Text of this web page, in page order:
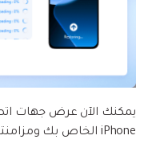
iPhone الخاص بك ومزامنتها مع iCloud الخاص بك.